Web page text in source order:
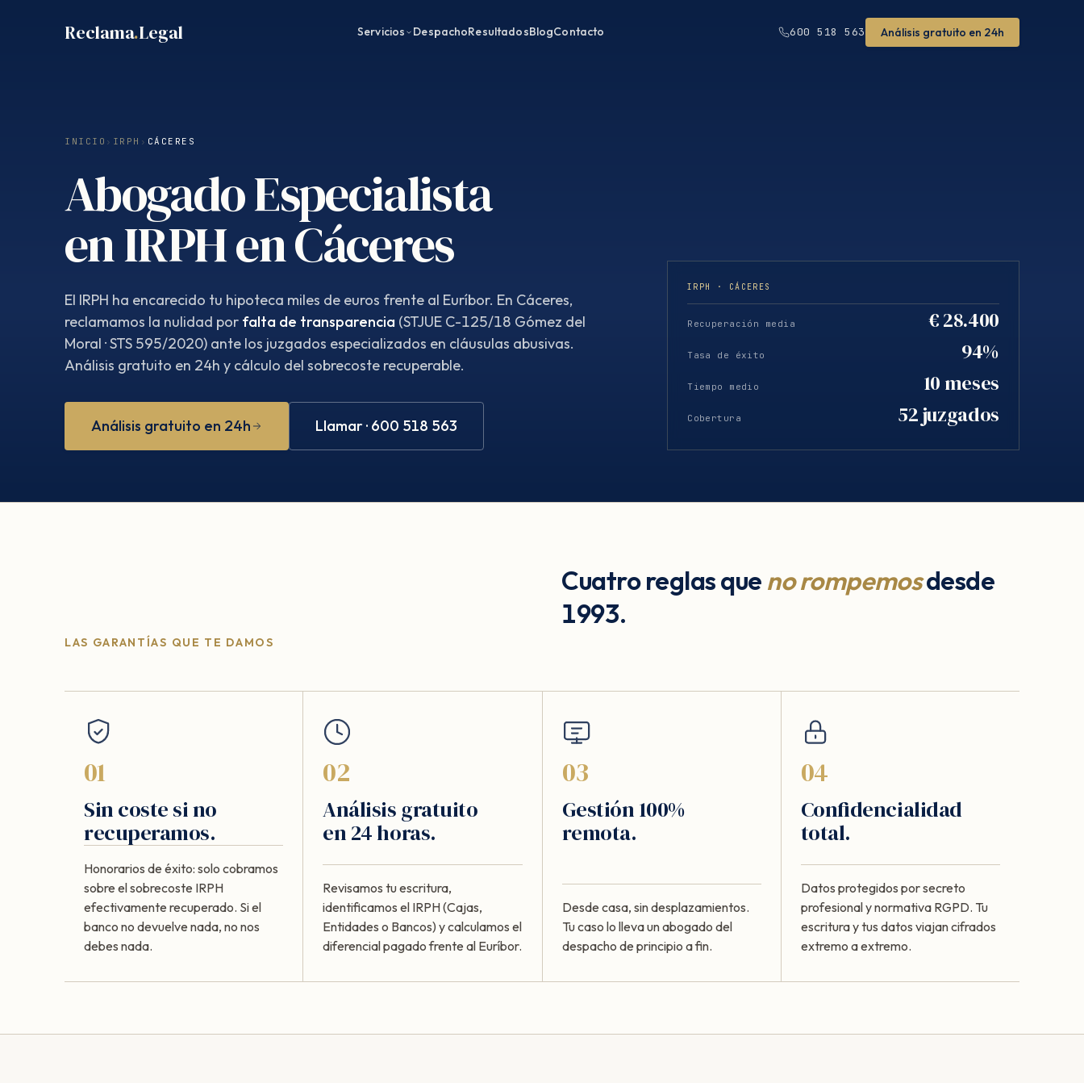
Reclama.Legal Servicios DespachoResultadosBlogContacto 600 518 563 Análisis gratuito en 24h
INICIO › IRPH › CÁCERES
Abogado Especialista
en IRPH en Cáceres
El IRPH ha encarecido tu hipoteca miles de euros frente al Euríbor. En Cáceres,
reclamamos la nulidad por falta de transparencia (STJUE C-125/18 Gómez del
Moral · STS 595/2020) ante los juzgados especializados en cláusulas abusivas.
Análisis gratuito en 24h y cálculo del sobrecoste recuperable.
Análisis gratuito en 24h Llamar · 600 518 563
IRPH · CÁCERES
Recuperación media € 28.400
Tasa de éxito 94%
Tiempo medio 10 meses
Cobertura 52 juzgados
LAS GARANTÍAS QUE TE DAMOS
Cuatro reglas que no rompemosdesde
1993.
01
Sin coste si no
recuperamos.
Honorarios de éxito: solo cobramos
sobre el sobrecoste IRPH
efectivamente recuperado. Si el
banco no devuelve nada, no nos
debes nada.
02
Análisis gratuito
en 24 horas.
Revisamos tu escritura,
identificamos el IRPH (Cajas,
Entidades o Bancos) y calculamos el
diferencial pagado frente al Euríbor.
03
Gestión 100%
remota.
Desde casa, sin desplazamientos.
Tu caso lo lleva un abogado del
despacho de principio a fin.
04
Confidencialidad
total.
Datos protegidos por secreto
profesional y normativa RGPD. Tu
escritura y tus datos viajan cifrados
extremo a extremo.